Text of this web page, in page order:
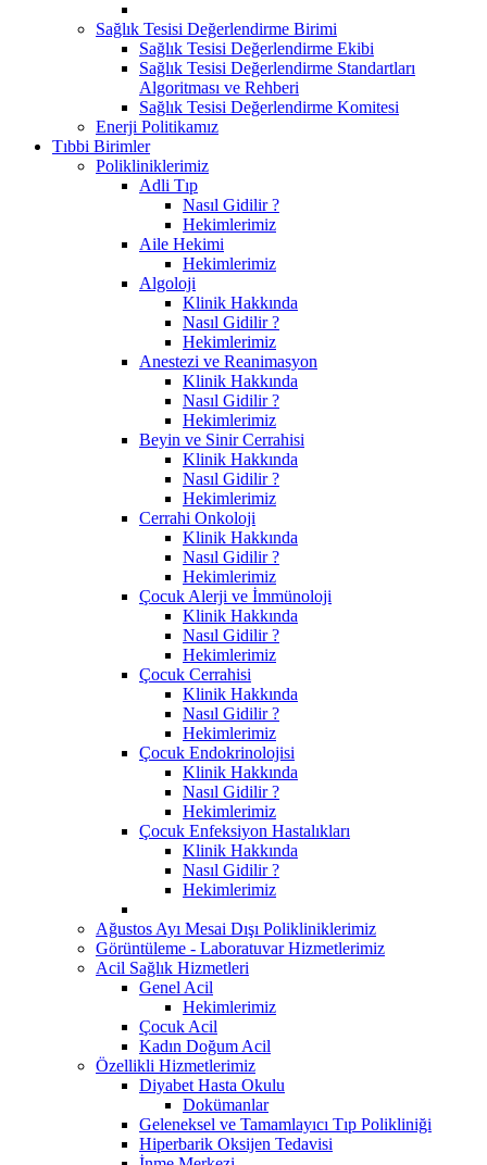
Sağlık Tesisi Değerlendirme Birimi
Sağlık Tesisi Değerlendirme Ekibi
Sağlık Tesisi Değerlendirme Standartları
Algoritması ve Rehberi
Sağlık Tesisi Değerlendirme Komitesi
Enerji Politikamız
Tıbbi Birimler
Polikliniklerimiz
Adli Tıp
Nasıl Gidilir ?
Hekimlerimiz
Aile Hekimi
Hekimlerimiz
Algoloji
Klinik Hakkında
Nasıl Gidilir ?
Hekimlerimiz
Anestezi ve Reanimasyon
Klinik Hakkında
Nasıl Gidilir ?
Hekimlerimiz
Beyin ve Sinir Cerrahisi
Klinik Hakkında
Nasıl Gidilir ?
Hekimlerimiz
Cerrahi Onkoloji
Klinik Hakkında
Nasıl Gidilir ?
Hekimlerimiz
Çocuk Alerji ve İmmünoloji
Klinik Hakkında
Nasıl Gidilir ?
Hekimlerimiz
Çocuk Cerrahisi
Klinik Hakkında
Nasıl Gidilir ?
Hekimlerimiz
Çocuk Endokrinolojisi
Klinik Hakkında
Nasıl Gidilir ?
Hekimlerimiz
Çocuk Enfeksiyon Hastalıkları
Klinik Hakkında
Nasıl Gidilir ?
Hekimlerimiz
Ağustos Ayı Mesai Dışı Polikliniklerimiz
Görüntüleme - Laboratuvar Hizmetlerimiz
Acil Sağlık Hizmetleri
Genel Acil
Hekimlerimiz
Çocuk Acil
Kadın Doğum Acil
Özellikli Hizmetlerimiz
Diyabet Hasta Okulu
Dokümanlar
Geleneksel ve Tamamlayıcı Tıp Polikliniği
Hiperbarik Oksijen Tedavisi